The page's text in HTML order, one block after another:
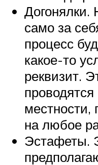
Догонялки.
само за
процесс
какое-то
реквизит.
местности,
на любое
Эстафеты.